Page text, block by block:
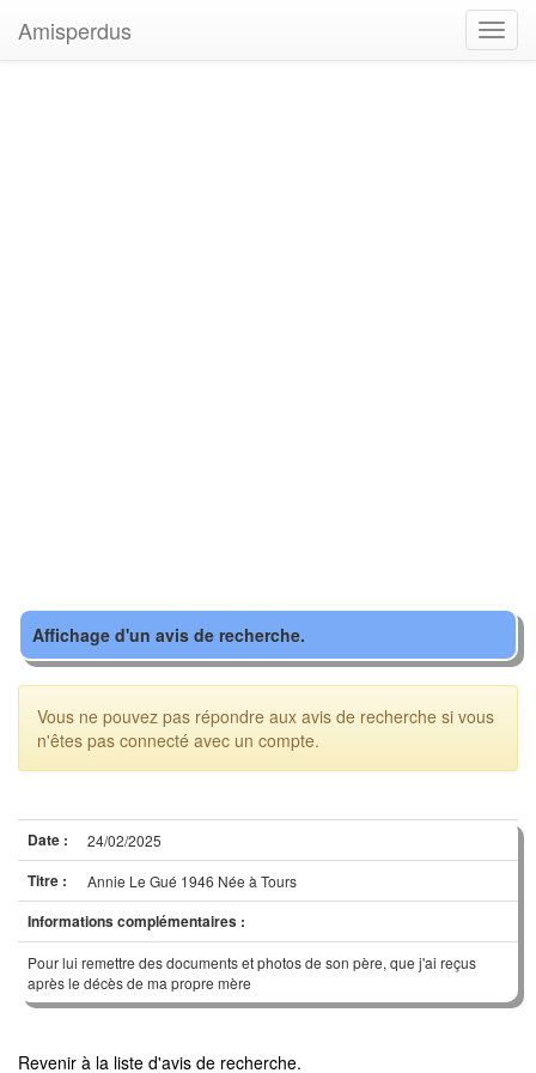
Amisperdus
Affichage d'un avis de recherche.
Vous ne pouvez pas répondre aux avis de recherche si vous
n'êtes pas connecté avec un compte.
Date : 24/02/2025
Titre : Annie Le Gué 1946 Née à Tours
Informations complémentaires :
Pour lui remettre des documents et photos de son père, que j'ai reçus
après le décès de ma propre mère
Revenir à la liste d'avis de recherche.